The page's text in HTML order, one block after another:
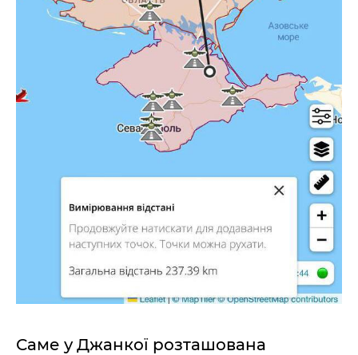
Саме у Джанкої розташована